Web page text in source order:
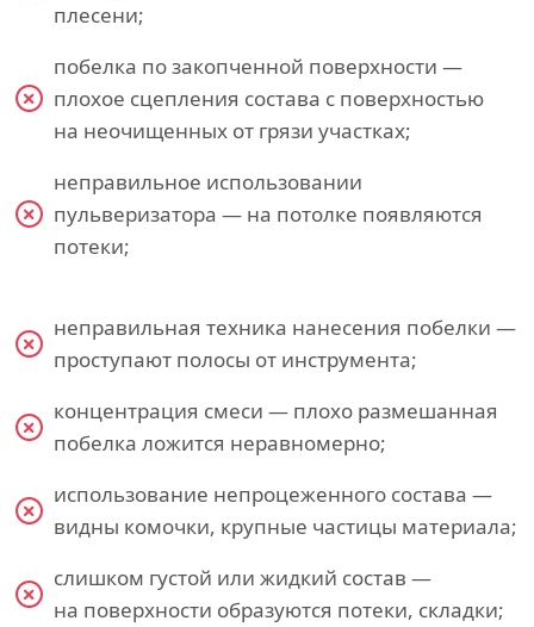
плесени;
побелка по закопченной поверхности —
плохое сцепления состава с поверхностью
на неочищенных от грязи участках;
неправильное использовании
пульверизатора — на потолке появляются
потеки;
неправильная техника нанесения побелки —
проступают полосы от инструмента;
концентрация смеси — плохо размешанная
побелка ложится неравномерно;
использование непроцеженного состава —
видны комочки, крупные частицы материала;
слишком густой или жидкий состав —
на поверхности образуются потеки, складки;